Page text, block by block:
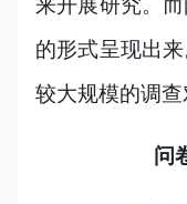
的形式呈现出
较大规模的调查
问